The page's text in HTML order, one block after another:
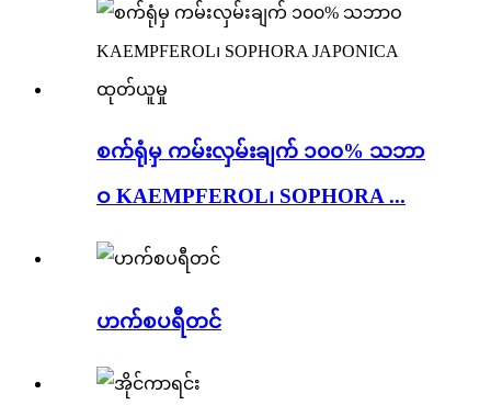
စက်ရုံမှ ကမ်းလှမ်းချက် ၁၀၀% သဘာ
ဝ KAEMPFEROL၊ SOPHORA ...
ဟက်စပရီတင်